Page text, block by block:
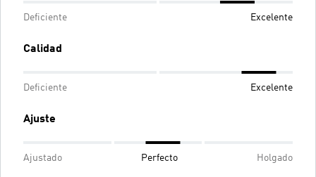
Deficiente Excelente
Calidad
Deficiente Excelente
Ajuste
Ajustado Perfecto Holgado